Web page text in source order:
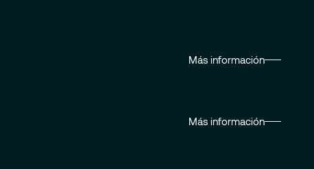
Más información
Más información